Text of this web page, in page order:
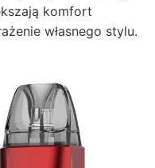
komfort
własnego stylu.